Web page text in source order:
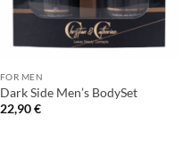
FOR MEN
Dark Side Men’s BodySet
22,90€